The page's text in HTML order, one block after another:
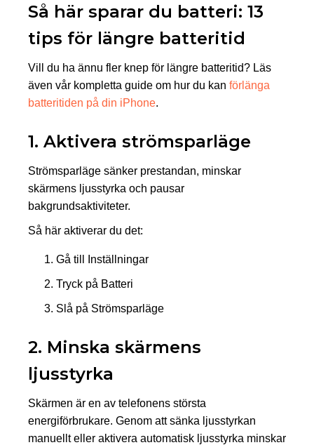
Så här sparar du batteri: 13
tips för längre batteritid
Vill du ha ännu fler knep för längre batteritid? Läs
även vår kompletta guide om hur du kan förlänga
batteritiden på din iPhone.
1. Aktivera strömsparläge
Strömsparläge sänker prestandan, minskar
skärmens ljusstyrka och pausar
bakgrundsaktiviteter.
Så här aktiverar du det:
Gå till Inställningar
Tryck på Batteri
Slå på Strömsparläge
2. Minska skärmens
ljusstyrka
Skärmen är en av telefonens största
energiförbrukare. Genom att sänka ljusstyrkan
manuellt eller aktivera automatisk ljusstyrka minskar